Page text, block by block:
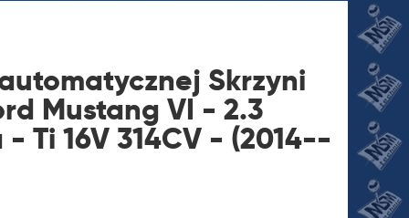
Skrzyni
Mustang VI - 2.3
Ti 16V 314CV - (2014--